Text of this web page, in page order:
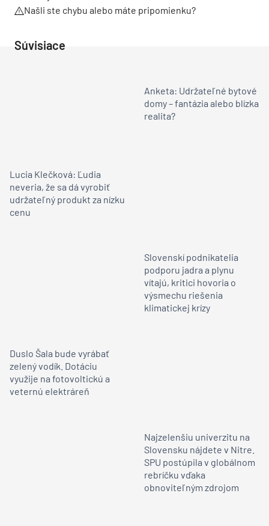
Našli ste chybu alebo máte pripomienku?
Súvisiace
Anketa: Udržateľné bytové
domy – fantázia alebo blízka
realita?
Lucia Klečková: Ľudia
neveria, že sa dá vyrobiť
udržateľný produkt za nízku
cenu
Slovenskí podnikatelia
podporu jadra a plynu
vítajú, kritici hovoria o
výsmechu riešenia
klimatickej krízy
Duslo Šala bude vyrábať
zelený vodík. Dotáciu
využije na fotovoltickú a
veternú elektráreň
Najzelenšiu univerzitu na
Slovensku nájdete v Nitre.
SPU postúpila v globálnom
rebríčku vďaka
obnoviteľným zdrojom